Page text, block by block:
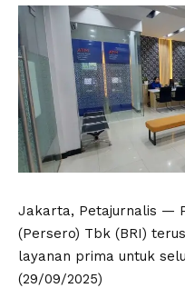
Jakarta, Petajurnalis —
(Persero) Tbk (BRI)
layanan prima untuk
(29/09/2025)